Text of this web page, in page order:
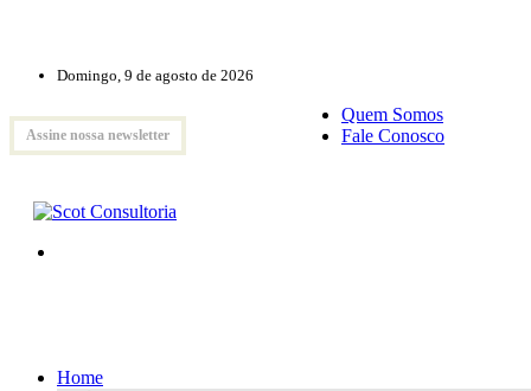
Domingo, 9 de agosto de 2026
Assine nossa newsletter
Quem Somos
Fale Conosco
Home